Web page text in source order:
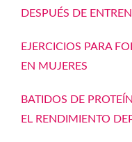
DESPUÉS DE
EJERCICIOS PARA
EN MUJERES
BATIDOS DE
EL RENDIMIENTO